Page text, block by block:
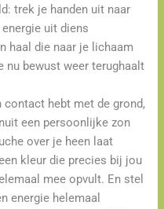
trek je handen uit naar
uit diens
haal die naar je lichaam
nu bewust weer terughaalt
hebt met de grond,
een persoonlijke zon
over je heen laat
kleur die precies bij jou
mee opvult. En stel
energie helemaal